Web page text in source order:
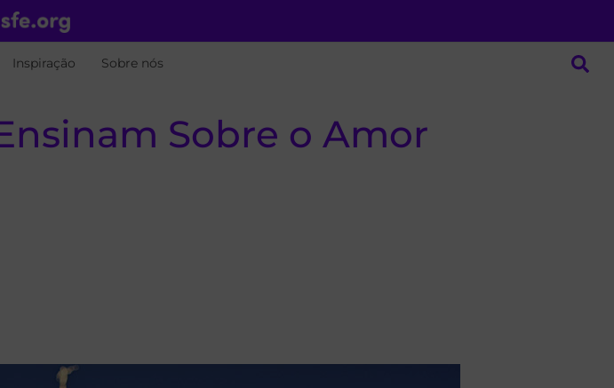
Inspiração Sobre nós
Sobre o Amor